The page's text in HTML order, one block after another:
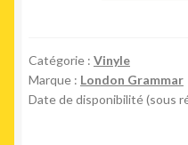
Wait
Catégorie : Vinyle
Marque : London Grammar
Date de disponibilité (sous